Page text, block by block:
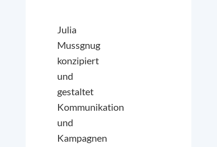
Julia
Mussgnug
konzipiert
und
gestaltet
Kommunikation
und
Kampagnen